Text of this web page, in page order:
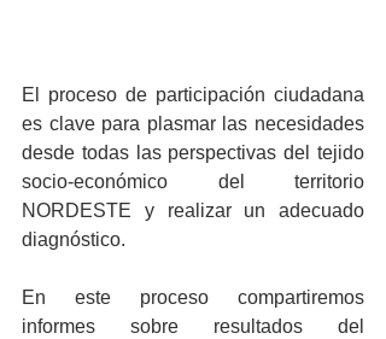
El proceso de participación ciudadana
es clave para plasmar las necesidades
desde todas las perspectivas del tejido
socio-económico del territorio
NORDESTE y realizar un adecuado
diagnóstico.
En este proceso compartiremos
informes sobre resultados del